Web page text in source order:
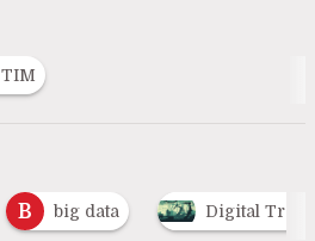
TIM
Digital Transformation F